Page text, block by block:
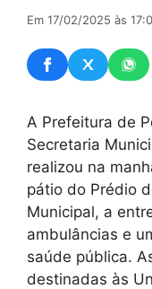
Em 17/02/2025 às
A Prefeitura de
Secretaria
realizou na
pátio do Prédio
Municipal, a
ambulâncias e
saúde pública.
destinadas às